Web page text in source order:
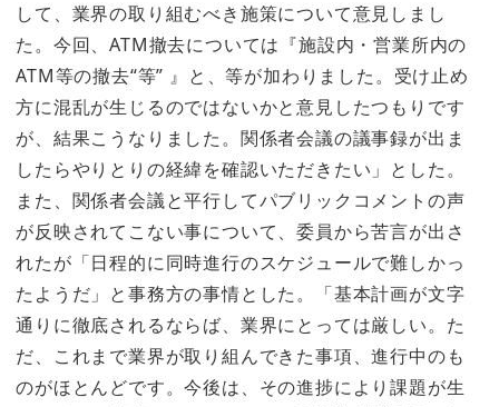
して、業界の取り組むべき施策について意見しまし
た。今回、ATM撤去については『施設内・営業所内の
ATM等の撤去“等” 』と、等が加わりました。受け止め
方に混乱が生じるのではないかと意見したつもりです
が、結果こうなりました。関係者会議の議事録が出ま
したらやりとりの経緯を確認いただきたい」とした。
また、関係者会議と平行してパブリックコメントの声
が反映されてこない事について、委員から苦言が出さ
れたが「日程的に同時進行のスケジュールで難しかっ
たようだ」と事務方の事情とした。「基本計画が文字
通りに徹底されるならば、業界にとっては厳しい。た
だ、これまで業界が取り組んできた事項、進行中のも
のがほとんどです。今後は、その進捗により課題が生